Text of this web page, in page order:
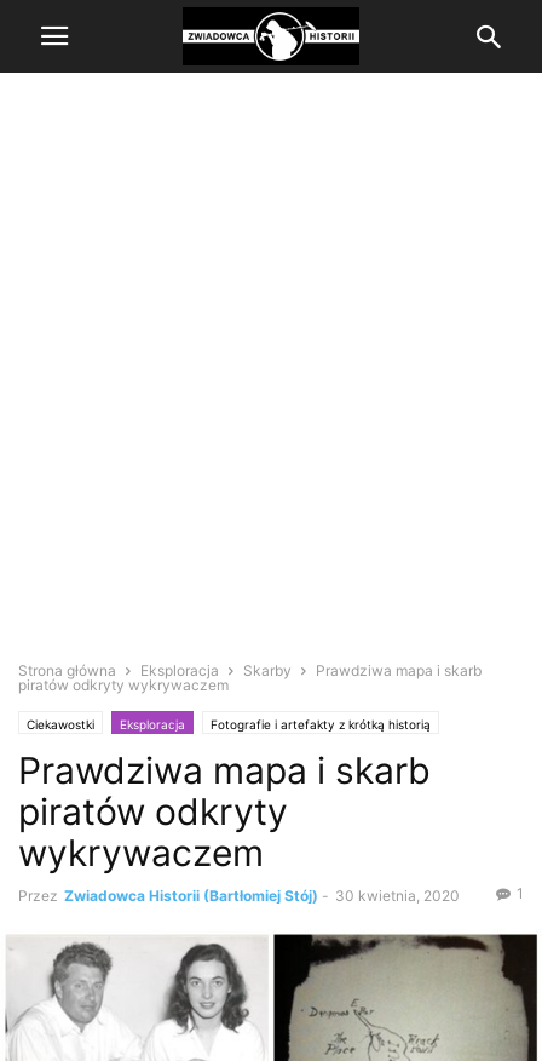
Strona główna Eksploracja Skarby
Prawdziwa mapa i skarb
piratów odkryty wykrywaczem
Ciekawostki Eksploracja Fotografie i artefakty z krótką historią
Poszukiwacze Skarby Zabytki i antyki
Prawdziwa mapa i skarb
piratów odkryty
wykrywaczem
Przez Zwiadowca Historii (Bartłomiej Stój) - 30 kwietnia, 2020 1